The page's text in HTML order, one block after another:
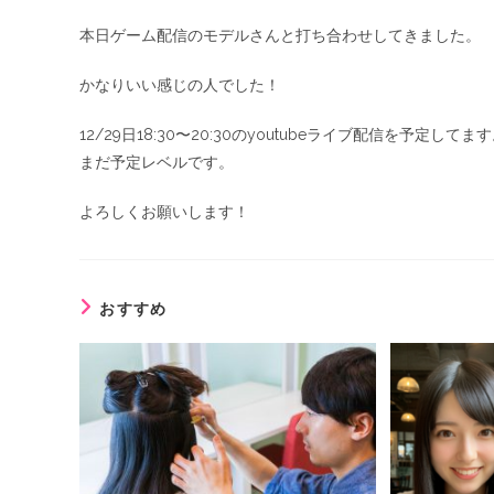
本日ゲーム配信のモデルさんと打ち合わせしてきました。
かなりいい感じの人でした！
12/29日18:30〜20:30のyoutubeライブ配信を予定してま
まだ予定レベルです。
よろしくお願いします！
おすすめ